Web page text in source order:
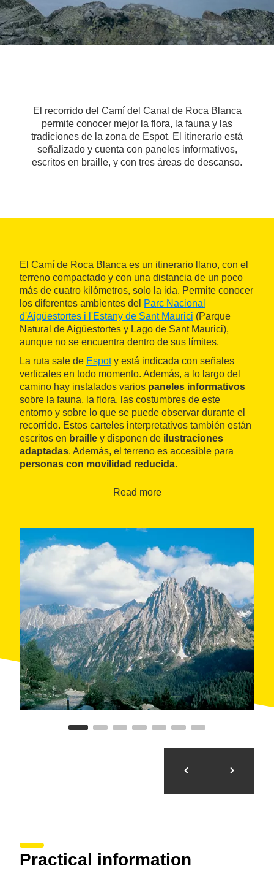
El recorrido del Camí del Canal de Roca Blanca
permite conocer mejor la flora, la fauna y las
tradiciones de la zona de Espot. El itinerario está
señalizado y cuenta con paneles informativos,
escritos en braille, y con tres áreas de descanso.
El Camí de Roca Blanca es un itinerario llano, con el
terreno compactado y con una distancia de un poco
más de cuatro kilómetros, solo la ida. Permite conocer
los diferentes ambientes del Parc Nacional
d'Aigüestortes i l'Estany de Sant Maurici (Parque
Natural de Aigüestortes y Lago de Sant Maurici),
aunque no se encuentra dentro de sus límites.
La ruta sale de Espoty está indicada con señales
verticales en todo momento. Además, a lo largo del
camino hay instalados varios paneles informativos
sobre la fauna, la flora, las costumbres de este
entorno y sobre lo que se puede observar durante el
recorrido. Estos carteles interpretativos también están
escritos en braille y disponen de ilustraciones
adaptadas. Además, el terreno es accesible para
personas con movilidad reducida.
siega y los bosques de pino negro. También
fábrica de tubos y el área de Roca Blanca.
La salida se puede completar con una visita a la
del Parque de Espot
, para acabar de profundizar en
el conocimiento del parque.
Read more
Practical information